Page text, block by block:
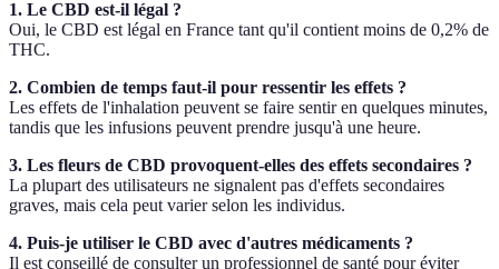
1. Le CBD est-il légal ?
Oui, le CBD est légal en France tant qu'il contient moins de 0,2% de
THC.
2. Combien de temps faut-il pour ressentir les effets ?
Les effets de l'inhalation peuvent se faire sentir en quelques minutes,
tandis que les infusions peuvent prendre jusqu'à une heure.
3. Les fleurs de CBD provoquent-elles des effets secondaires ?
La plupart des utilisateurs ne signalent pas d'effets secondaires
graves, mais cela peut varier selon les individus.
4. Puis-je utiliser le CBD avec d'autres médicaments ?
Il est conseillé de consulter un professionnel de santé pour éviter